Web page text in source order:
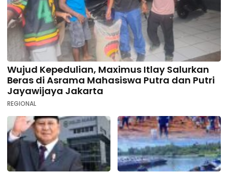
Wujud Kepedulian, Maximus Itlay Salurkan
Beras di Asrama Mahasiswa Putra dan Putri
Jayawijaya Jakarta
REGIONAL